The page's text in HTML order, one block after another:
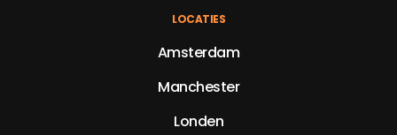
LOCATIES
Amsterdam
Manchester
Londen